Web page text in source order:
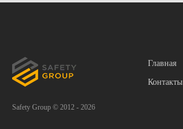
Safety Group © 2012 - 2026
Главная
Контакты